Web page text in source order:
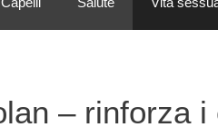
– rinforza